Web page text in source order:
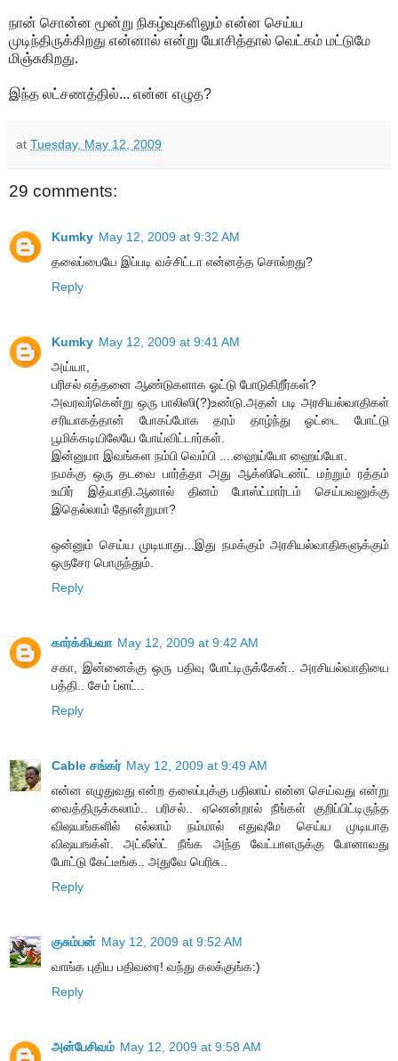
நான் சொன்ன மூன்று நிகழ்வுகளிலும் என்ன செய்ய
முடிந்திருக்கிறது என்னால் என்று யோசித்தால் வெட்கம் மட்டுமே
மிஞ்சுகிறது.
இந்த லட்சணத்தில்... என்ன எழுத?
at Tuesday, May 12, 2009
29 comments:
Kumky May 12, 2009 at 9:32 AM
தலைப்பையே இப்படி வச்சிட்டா என்னத்த சொல்றது?
Reply
Kumky May 12, 2009 at 9:41 AM
அய்யா,
பரிசல் எத்தனை ஆண்டுகளாக ஓட்டு போடுகிறீர்கள்?
அவரவர்கென்று ஒரு பாலிஸி(?)உண்டு.அதன் படி அரசியல்வாதிகள்
சரியாகத்தான் போகப்போக தரம் தாழ்ந்து ஓட்டை போட்டு
பூமிக்கடியிலேயே போய்விட்டார்கள்.
இன்னுமா இவங்கள நம்பி வெம்பி ....ஹைய்யோ ஹைய்யோ.
நமக்கு ஒரு தடவை பார்த்தா அது ஆக்ஸிடெண்ட் மற்றும் ரத்தம்
உயிர் இத்யாதி.ஆனால் தினம் போஸ்ட்மார்டம் செய்பவனுக்கு
இதெல்லாம் தோன்றுமா?
ஒன்னும் செய்ய முடியாது...இது நமக்கும் அரசியல்வாதிகளுக்கும்
ஒருசேர பொருந்தும்.
Reply
கார்க்கிபவா May 12, 2009 at 9:42 AM
சகா, இன்னைக்கு ஒரு பதிவு போட்டிருக்கேன்.. அரசியல்வாதியை
பத்தி.. சேம் ப்ளட்..
Reply
Cable சங்கர் May 12, 2009 at 9:49 AM
என்ன எழுதுவது என்ற தலைப்புக்கு பதிலாய் என்ன செய்வது என்று
வைத்திருக்கலாம்.. பரிசல்.. ஏனென்றால் நீங்கள் குறிப்பிட்டிருந்த
விஷயங்களில் எல்லாம் நம்மால் எதுவுமே செய்ய முடியாத
விஷயஙக்ள். அட்லீஸ்ட் நீங்க அந்த வேட்பாளருக்கு போனாவது
போட்டு கேட்டீங்க.. அதுவே பெரிசு..
Reply
குசும்பன் May 12, 2009 at 9:52 AM
வாங்க புதிய பதிவரை! வந்து கலக்குங்க:)
Reply
அன்பேசிவம் May 12, 2009 at 9:58 AM